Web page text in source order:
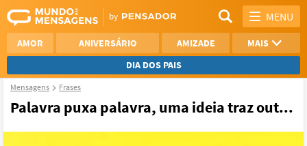
MENU
AMOR ANIVERSÁRIO AMIZADE
MAIS
DIA DOS PAIS
AGRADECIMENTO
Mensagens Frases
Palavra puxa palavra, uma ideia traz out...